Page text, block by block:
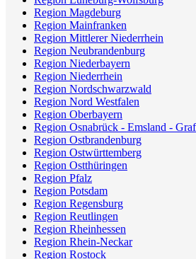
Region Magdeburg
Region Mainfranken
Region Mittlerer Niederrhein
Region Neubrandenburg
Region Niederbayern
Region Niederrhein
Region Nordschwarzwald
Region Nord Westfalen
Region Oberbayern
Region Osnabrück - Emsland -
Region Ostbrandenburg
Region Ostwürttemberg
Region Ostthüringen
Region Pfalz
Region Potsdam
Region Regensburg
Region Reutlingen
Region Rheinhessen
Region Rhein-Neckar
Region Rostock